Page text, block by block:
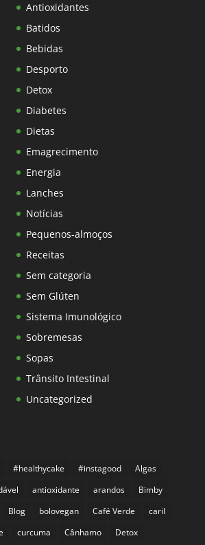
Antioxidantes
Batidos
Bebidas
Desporto
Detox
Diabetes
Dietas
Emagrecimento
Energia
Lanches
Notícias
Pequenos-almoços
Receitas
Sem categoria
Sem Glúten
Sistema Imunológico
Sobremesas
Sopas
Trânsito Intestinal
Uncategorized
#healthycake #instagood
Algas
antioxidante arandos
Bimby
Blog bolovegan Café Verde
caril
curcuma Cânhamo
Detox